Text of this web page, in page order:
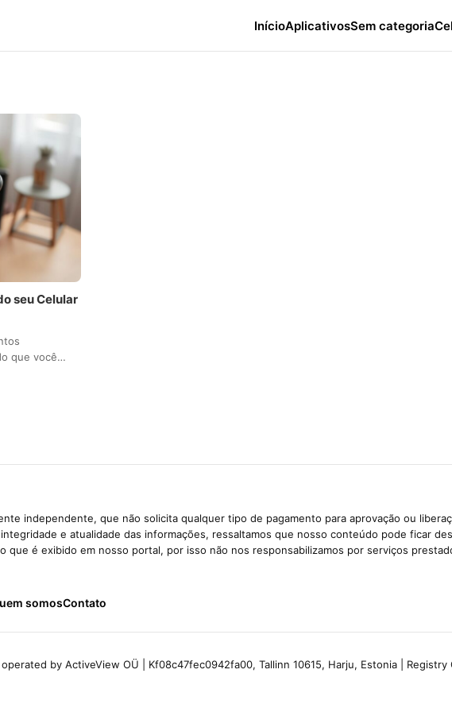
InícioAplicativosSem categoria
seu Celular
que você…
independente, que não solicita qualquer tipo de pagamento para aprovação ou
e atualidade das informações, ressaltamos que nosso conteúdo pode ficar
que é exibido em nosso portal, por isso não nos responsabilizamos por serviços
somosContato
by ActiveView OÜ | Kf08c47fec0942fa00, Tallinn 10615, Harju, Estonia | Registry